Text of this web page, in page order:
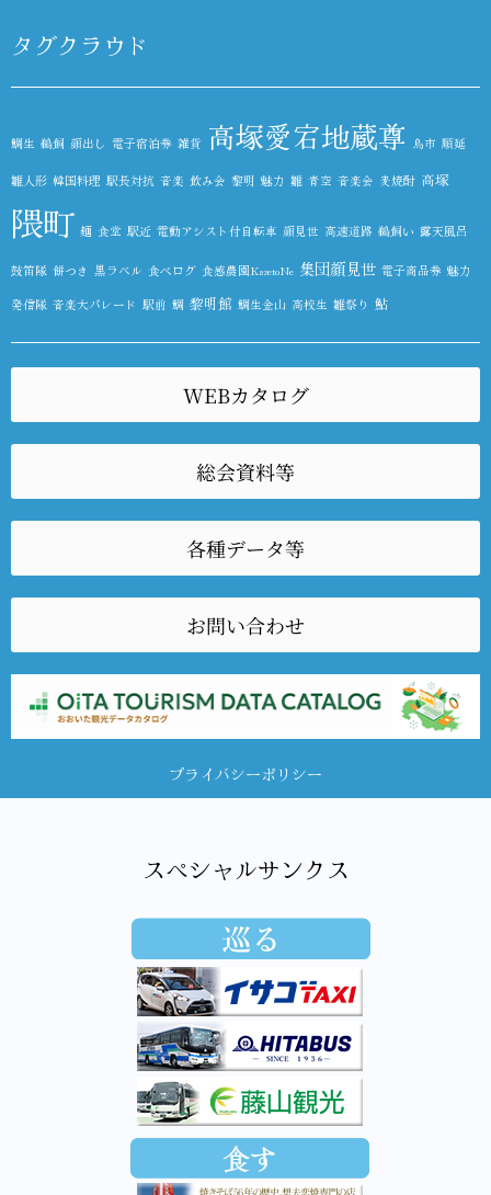
タグクラウド
鯛生 鵜飼 顔出し 電子宿泊券 雑貨 高塚愛宕地蔵尊 鳥市 順延
雛人形 韓国料理 駅長対抗 音楽 飲み会 黎明 魅力 雛 青空 音楽会 麦焼酎 高塚
隈町 麺 食堂 駅近 電動アシスト付自転車 顔見世 高速道路 鵜飼い 露天風呂
鼓笛隊 餅つき 黒ラベル 食べログ 食感農園KazetoNe 集団顔見世 電子商品券 魅力
発信隊 音楽大パレード 駅前 鯛 黎明館 鯛生金山 高校生 雛祭り 鮎
WEBカタログ
総会資料等
各種データ等
お問い合わせ
プライバシーポリシー
スペシャルサンクス